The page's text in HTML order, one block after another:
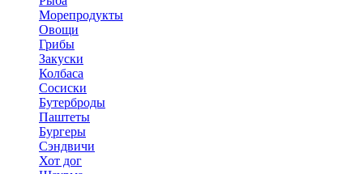
Морепродукты
Овощи
Грибы
Закуски
Колбаса
Сосиски
Бутерброды
Паштеты
Бургеры
Сэндвичи
Хот дог